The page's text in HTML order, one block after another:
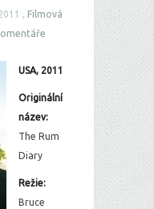
, Filmová
USA, 2011
Originální
název:
The Rum
Diary
Režie:
Bruce